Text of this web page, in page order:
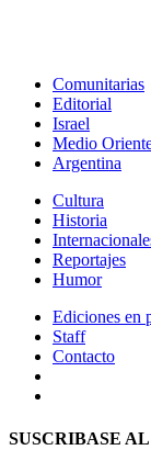
Comunitarias
Editorial
Israel
Medio
Argentina
Cultura
Historia
Reportajes
Humor
Ediciones en
Staff
Contacto
SUSCRIBASE